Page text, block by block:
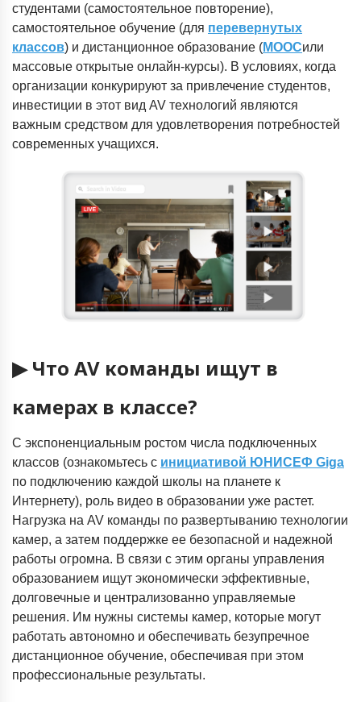
студентами (самостоятельное повторение),
самостоятельное обучение (для перевернутых
классов) и дистанционное образование (MOOCили
массовые открытые онлайн-курсы). В условиях, когда
организации конкурируют за привлечение студентов,
инвестиции в этот вид AV технологий являются
важным средством для удовлетворения потребностей
современных учащихся.
▶ Что AV команды ищут в
камерах в классе?
С экспоненциальным ростом числа подключенных
классов (ознакомьтесь с инициативой ЮНИСЕФ Giga
по подключению каждой школы на планете к
Интернету), роль видео в образовании уже растет.
Нагрузка на AV команды по развертыванию технологии
камер, а затем поддержке ее безопасной и надежной
работы огромна. В связи с этим органы управления
образованием ищут экономически эффективные,
долговечные и централизованно управляемые
решения. Им нужны системы камер, которые могут
работать автономно и обеспечивать безупречное
дистанционное обучение, обеспечивая при этом
профессиональные результаты.